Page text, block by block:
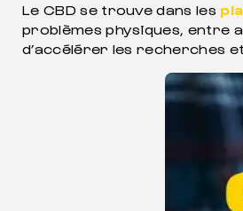
Le CBD se trouve dans les
problèmes physiques, entre
d’accélérer les recherches